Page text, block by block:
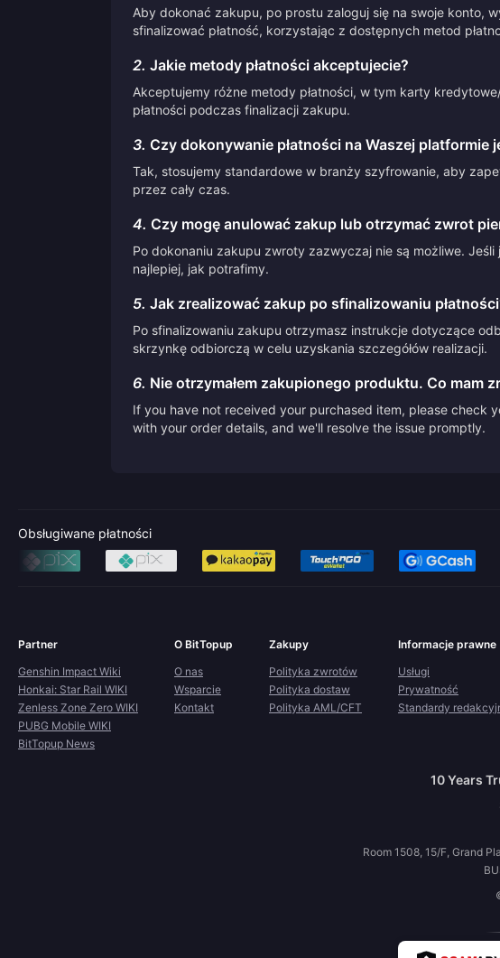
Aby dokonać zakupu, po prostu zaloguj się na swoje konto,
sfinalizować płatność, korzystając z dostępnych metod
2. Jakie metody płatności akceptujecie?
Akceptujemy różne metody płatności, w tym karty
płatności podczas finalizacji zakupu.
3. Czy dokonywanie płatności na Waszej platformie
Tak, stosujemy standardowe w branży szyfrowanie, aby
przez cały czas.
4. Czy mogę anulować zakup lub otrzymać zwrot
Po dokonaniu zakupu zwroty zazwyczaj nie są możliwe.
najlepiej, jak potrafimy.
5. Jak zrealizować zakup po sfinalizowaniu
Po sfinalizowaniu zakupu otrzymasz instrukcje dotyczące
skrzynkę odbiorczą w celu uzyskania szczegółów realizacji.
6. Nie otrzymałem zakupionego produktu. Co mam
If you have not received your purchased item, please check
with your order details, and we'll resolve the issue promptly.
Obsługiwane płatności
Partner
Genshin Impact Wiki
Honkai: Star Rail WIKI
Zenless Zone Zero WIKI
PUBG Mobile WIKI
BitTopup News
O BitTopup
O nas
Wsparcie
Kontakt
Zakupy
Polityka zwrotów
Polityka dostaw
Polityka AML/CFT
Informacje prawne
Usługi
Prywatność
Standardy
10 Years
Room 1508, 15/F, Grand